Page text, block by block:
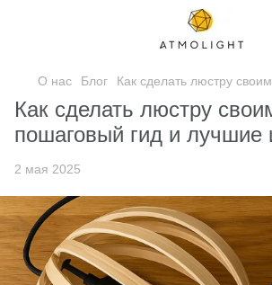
О нас Блог Как сделать люстру
Как сделать люстру
пошаговый гид и лучшие
2 мая 2025